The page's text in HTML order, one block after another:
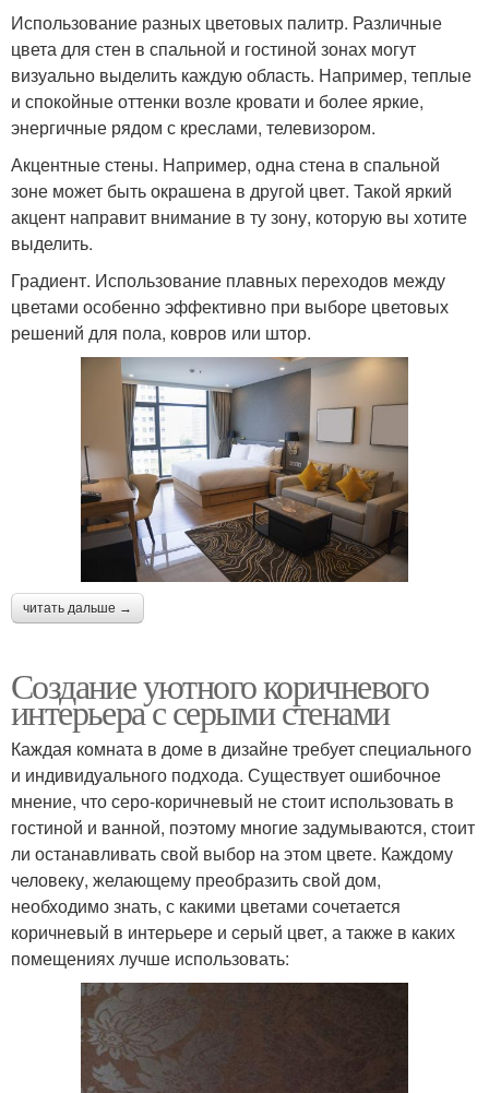
Использование разных цветовых палитр. Различные
цвета для стен в спальной и гостиной зонах могут
визуально выделить каждую область. Например, теплые
и спокойные оттенки возле кровати и более яркие,
энергичные рядом с креслами, телевизором.
Акцентные стены. Например, одна стена в спальной
зоне может быть окрашена в другой цвет. Такой яркий
акцент направит внимание в ту зону, которую вы хотите
выделить.
Градиент. Использование плавных переходов между
цветами особенно эффективно при выборе цветовых
решений для пола, ковров или штор.
читать дальше →
Создание уютного коричневого
интерьера с серыми стенами
Каждая комната в доме в дизайне требует специального
и индивидуального подхода. Существует ошибочное
мнение, что серо-коричневый не стоит использовать в
гостиной и ванной, поэтому многие задумываются, стоит
ли останавливать свой выбор на этом цвете. Каждому
человеку, желающему преобразить свой дом,
необходимо знать, с какими цветами сочетается
коричневый в интерьере и серый цвет, а также в каких
помещениях лучше использовать: